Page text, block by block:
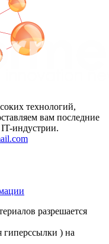
технологий,
вам последние
индустрии.
разрешается
гиперссылки ) на